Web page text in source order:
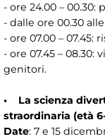
- ore 24.00 –
- dalle ore 00.30
- ore 07.00 – 07.45:
- ore 07.45 – 08.30:
genitori.
• La scienza
straordinaria (età
Date: 7 e 15